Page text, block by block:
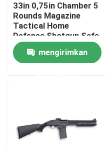
Hubungi Kami
Berita
Senapan Semi Otomatis
33in 0,75in Chamber 5
Rounds Magazine
Tactical Home
Defense Shotgun Safe
mengirimkan